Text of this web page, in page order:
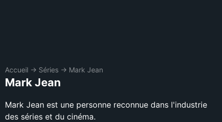
Accueil → Séries → Mark Jean
Mark Jean
Mark Jean est une personne reconnue dans l'industrie
des séries et du cinéma.